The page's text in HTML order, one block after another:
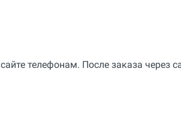
телефонам. После заказа через